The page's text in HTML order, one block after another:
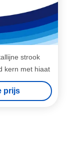
strook
kern met hiaat
prijs